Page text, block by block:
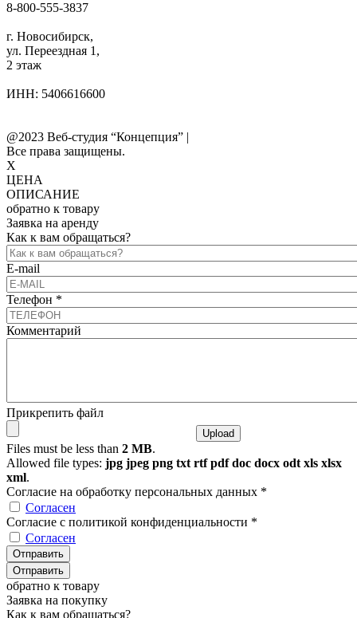
8-800-555-3837
г. Новосибирск,
ул. Переездная 1,
2 этаж
ИНН: 5406616600
@2023 Веб-студия “Концепция” |
Все права защищены.
X
ЦЕНА
ОПИСАНИЕ
обратно к товару
Заявка на аренду
Как к вам обращаться?
E-mail
Телефон *
Комментарий
Прикрепить файл
Files must be less than 2 MB.
Allowed file types: jpg jpeg png txt rtf pdf doc docx odt xls xlsx
xml.
Согласие на обработку персональных данных *
Согласен
Согласие с политикой конфиденциальности *
Согласен
обратно к товару
Заявка на покупку
Как к вам обращаться?